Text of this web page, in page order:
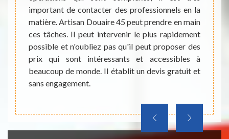
est
a
un
un
site
important de contacter des professionnels en la
matière. Artisan Douaire 45 peut prendre en main
ces tâches. Il peut intervenir le plus rapidement
possible et n'oubliez pas qu'il peut proposer des
prix qui sont intéressants et accessibles à
beaucoup de monde. Il établit un devis gratuit et
sans engagement.
ces
des